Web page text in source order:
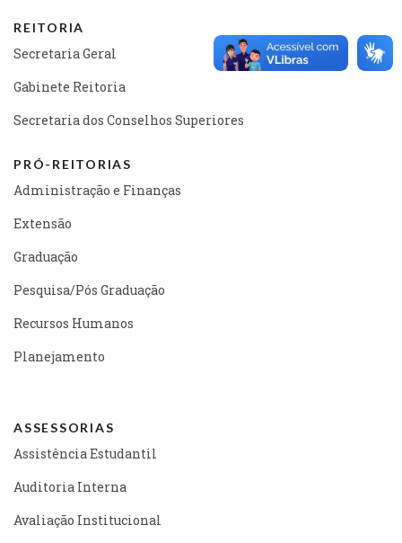
REITORIA
Secretaria Geral
Gabinete Reitoria
Secretaria dos Conselhos Superiores
PRÓ-REITORIAS
Administração e Finanças
Extensão
Graduação
Pesquisa/Pós Graduação
Recursos Humanos
Planejamento
ASSESSORIAS
Assistência Estudantil
Auditoria Interna
Avaliação Institucional